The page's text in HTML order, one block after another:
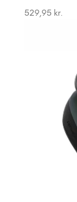
529,95 kr.